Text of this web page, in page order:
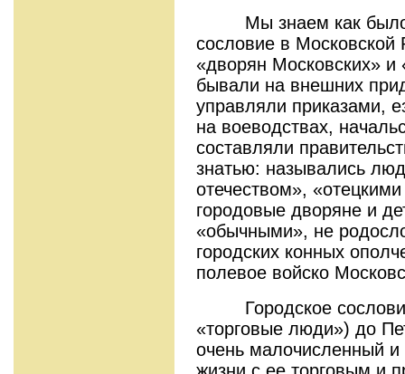
Мы знаем как было
сословие в Московской
«дворян Московских»
бывали на внешних
управляли приказами,
на воеводствах,
составляли
знатью: назывались
отечеством»,
городовые дворяне и
«обычными», не
городских конных
полевое войско
Городское
«торговые люди») до
очень малочисленный